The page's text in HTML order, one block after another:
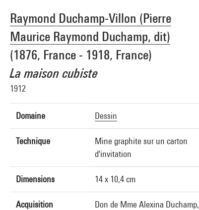
Raymond Duchamp-Villon (Pierre
Maurice Raymond Duchamp, dit)
(1876, France - 1918, France)
La maison cubiste
1912
Domaine Dessin
Technique
Mine graphite sur un carton
d'invitation
Dimensions 14 x 10,4 cm
Acquisition
Don de Mme Alexina Duchamp,